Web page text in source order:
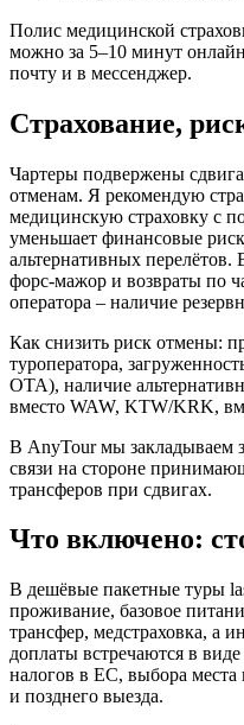
Полис медицинской
можно за 5–10 минут
почту и в мессенджер.
Страхование,
Чартеры подвержены
отменам. Я рекомендую
медицинскую страховку с
уменьшает финансовые
альтернативных
форс‑мажор и возвраты по
оператора – наличие
Как снизить риск отмены:
туроператора,
OTA), наличие
вместо WAW, KTW/KRK,
В AnyTour мы закладываем
связи на стороне
трансферов при сдвигах.
Что включено:
В дешёвые пакетные туры
проживание, базовое
трансфер, медстраховка, а
доплаты встречаются в
налогов в ЕС, выбора места
и позднего выезда.